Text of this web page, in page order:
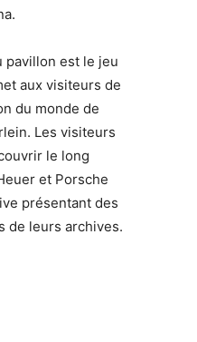
pavillon est le jeu
aux visiteurs de
du monde de
Les visiteurs
le long
et Porsche
présentant des
de leurs archives.